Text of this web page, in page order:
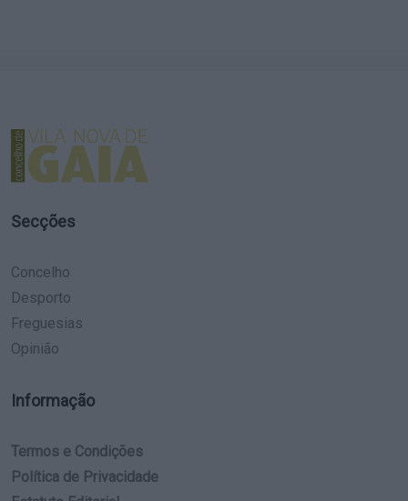
Secções
Concelho
Desporto
Freguesias
Opinião
Informação
Termos e Condições
Política de Privacidade